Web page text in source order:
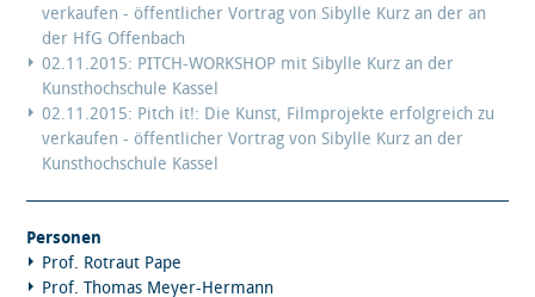
verkaufen - öffentlicher Vortrag von Sibylle Kurz an der an
der HfG Offenbach
02.11.2015: PITCH-WORKSHOP mit Sibylle Kurz an der
Kunsthochschule Kassel
02.11.2015: Pitch it!: Die Kunst, Filmprojekte erfolgreich zu
verkaufen - öffentlicher Vortrag von Sibylle Kurz an der
Kunsthochschule Kassel
Personen
Prof. Rotraut Pape
Prof. Thomas Meyer-Hermann